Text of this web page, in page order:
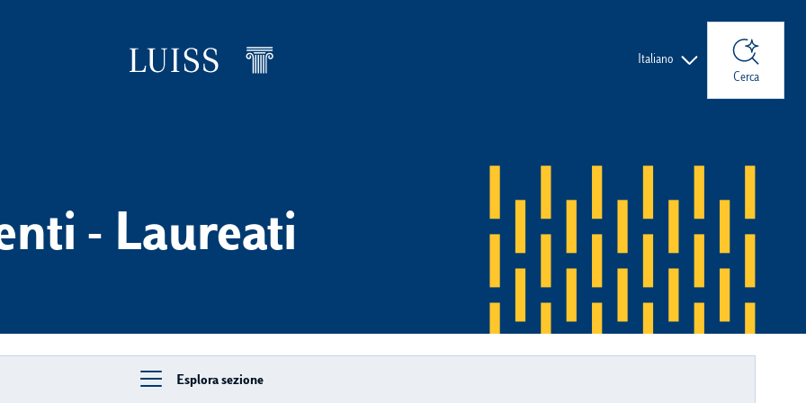
Cerca
Italiano
- Laureati
Esplora sezione